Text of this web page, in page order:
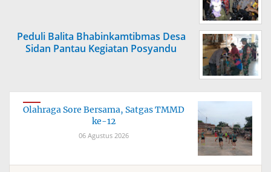
Peduli Balita Bhabinkamtibmas Desa
Sidan Pantau Kegiatan Posyandu
Olahraga Sore Bersama, Satgas TMMD
ke-12
06 Agustus 2026